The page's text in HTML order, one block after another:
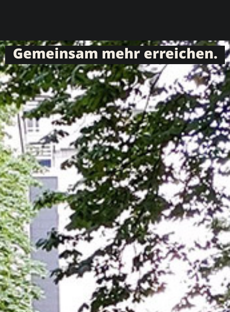
Gemeinsam mehr erreichen.